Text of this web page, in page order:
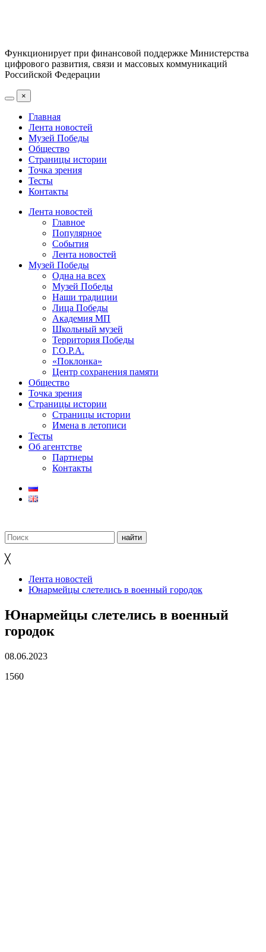
Функционирует при финансовой поддержке Министерства
цифрового развития, связи и массовых коммуникаций
Российской Федерации
×
Главная
Лента новостей
Музей Победы
Общество
Страницы истории
Точка зрения
Тесты
Контакты
Лента новостей
Главное
Популярное
События
Лента новостей
Музей Победы
Одна на всех
Музей Победы
Наши традиции
Лица Победы
Академия МП
Школьный музей
Территория Победы
Г.О.Р.А.
«Поклонка»
Центр сохранения памяти
Общество
Точка зрения
Страницы истории
Страницы истории
Имена в летописи
Тесты
Об агентстве
Партнеры
Контакты
╳
Лента новостей
Юнармейцы слетелись в военный городок
Юнармейцы слетелись в военный
городок
08.06.2023
1560